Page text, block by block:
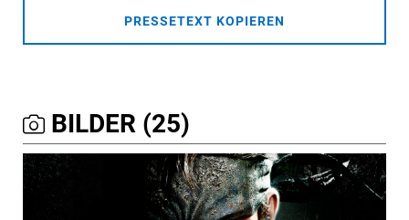
PRESSETEXT KOPIEREN
BILDER (25)